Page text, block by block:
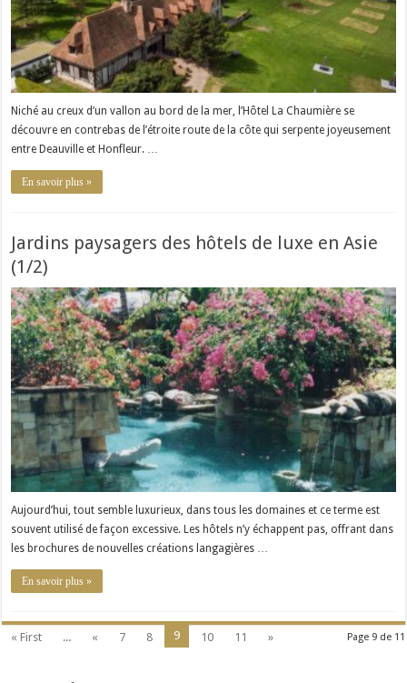
Niché au creux d’un vallon au bord de la mer, l’Hôtel La Chaumière se
découvre en contrebas de l’étroite route de la côte qui serpente joyeusement
entre Deauville et Honfleur. …
En savoir plus »
Jardins paysagers des hôtels de luxe en Asie
(1/2)
Aujourd’hui, tout semble luxurieux, dans tous les domaines et ce terme est
souvent utilisé de façon excessive. Les hôtels n’y échappent pas, offrant dans
les brochures de nouvelles créations langagières …
En savoir plus »
Page 9 de 11
« First ... « 7 8 9 10 11 »